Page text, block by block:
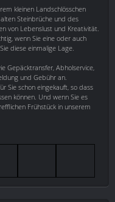
kleinen Landschlösschen
Steinbrüche und des
von Lebenslust und Kreativität.
wenn Sie eine oder auch
diese einmalige Lage.
Gepäcktransfer, Abholservice,
und Gebühr an.
Sie schon eingekauft, so dass
können. Und wenn Sie es
Frühstück in unserem